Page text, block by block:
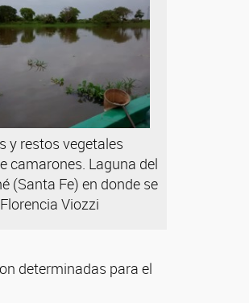
y restos vegetales
camarones. Laguna del
(Santa Fe) en donde se
Viozzi
determinadas para el